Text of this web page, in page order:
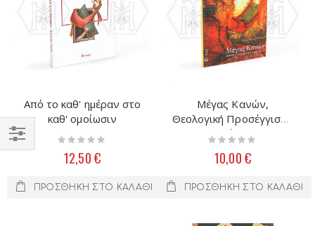
Από το καθ' ημέραν στο
καθ' ομοίωσιν
Rating:
12,50 €
ΠΡΟΣΘΉΚΗ ΣΤΟ ΚΑΛΆΘΙ
Μέγας Κανών,
Θεολογική Προσέγγιση -
Μηνύματα
Rating:
10,00 €
ΠΡΟΣΘΉΚΗ ΣΤΟ ΚΑΛΆΘΙ
Filter